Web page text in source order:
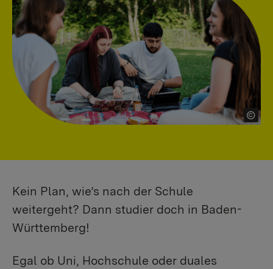
Kein Plan, wie’s nach der Schule
weitergeht? Dann studier doch in Baden-
Württemberg!
Egal ob Uni, Hochschule oder duales